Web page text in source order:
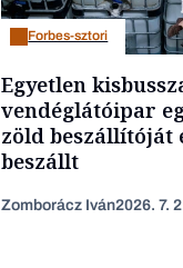
Forbes-sztori
Egyetlen
vendéglátóipar
zöld beszállítóját
beszállt
Zomborácz Iván2026. 7.